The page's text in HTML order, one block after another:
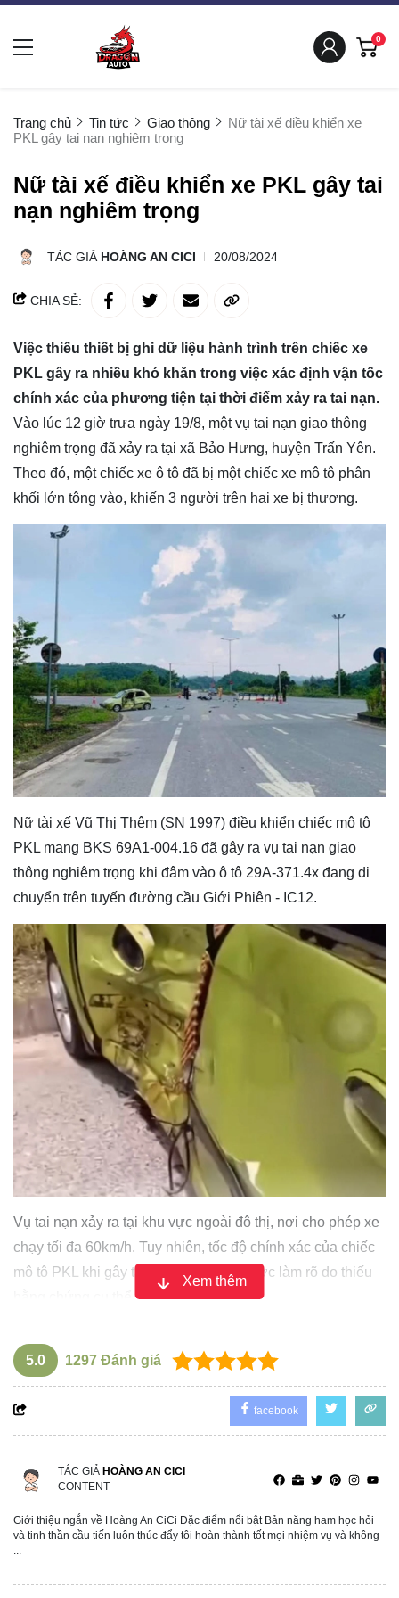
0
Trang chủ Tin tức Giao thông
Nữ tài xế điều khiển xe
PKL gây tai nạn nghiêm trọng
Nữ tài xế điều khiển xe PKL gây tai
nạn nghiêm trọng
TÁC GIẢ HOÀNG AN CICI 20/08/2024
CHIA SẺ:
Việc thiếu thiết bị ghi dữ liệu hành trình trên chiếc xe
PKL gây ra nhiều khó khăn trong việc xác định vận tốc
chính xác của phương tiện tại thời điểm xảy ra tai nạn.
Vào lúc 12 giờ trưa ngày 19/8, một vụ tai nạn giao thông
nghiêm trọng đã xảy ra tại xã Bảo Hưng, huyện Trấn Yên.
Theo đó, một chiếc xe ô tô đã bị một chiếc xe mô tô phân
khối lớn tông vào, khiến 3 người trên hai xe bị thương.
Nữ tài xế Vũ Thị Thêm (SN 1997) điều khiển chiếc mô tô
PKL mang BKS 69A1-004.16 đã gây ra vụ tai nạn giao
thông nghiêm trọng khi đâm vào ô tô 29A-371.4x đang di
chuyển trên tuyến đường cầu Giới Phiên - IC12.
Vụ tai nạn xảy ra tại khu vực ngoài đô thị, nơi cho phép xe
chạy tối đa 60km/h. Tuy nhiên, tốc độ chính xác của chiếc
mô tô PKL khi gây tai nạn vẫn chưa được làm rõ do thiếu
bằng chứng cụ thể.
Xem thêm
5.0 1297 Đánh giá
facebook
TÁC GIẢ HOÀNG AN CICI
CONTENT
Giới thiệu ngắn về Hoàng An CiCi Đặc điểm nổi bật Bản năng ham học hỏi
và tinh thần cầu tiến luôn thúc đẩy tôi hoàn thành tốt mọi nhiệm vụ và không
...